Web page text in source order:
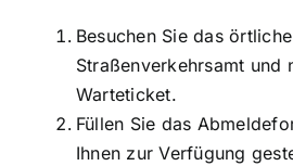
Besuchen Sie das örtliche
Straßenverkehrsamt und
Warteticket.
Füllen Sie das
Ihnen zur Verfügung